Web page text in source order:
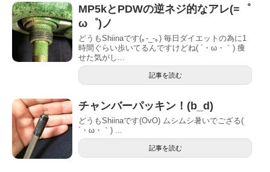
MP5kとPDWの逆ネジ的なアレ(=゜
ω゜)ノ
どうもShiinaです(｡-_-｡) 毎日ダイエットの為に1
時間ぐらい歩いてるんですけどね( ´・ω・｀) 痩
せた気がし...
記事を読む
チャンバーパッキン！(b_d)
どうもShiinaです(OvO) ムシムシ暑いでござる(
´・ω・｀) ...
記事を読む